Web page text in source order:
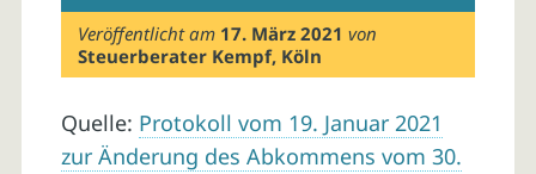
Veröffentlicht am 17. März 2021 von
Steuerberater Kempf, Köln
Quelle: Protokoll vom 19. Januar 2021
zur Änderung des Abkommens vom 30.